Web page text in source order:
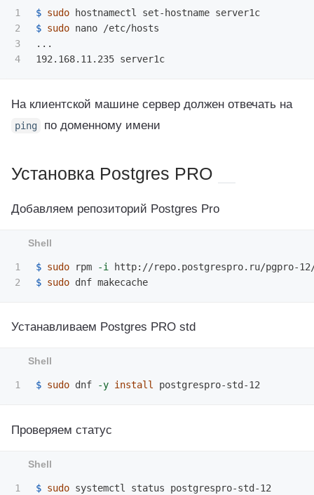
1
2
3
$ sudo
$ sudo nano /etc/hosts
...
На клиентской машине сервер должен отвечать на
ping по доменному имени
Установка Postgres PRO
Добавляем репозиторий Postgres Pro
1
$ sudo rpm
-i
$ sudo
Устанавливаем Postgres PRO std
$ sudo dnf -y install
Проверяем статус
$ sudo